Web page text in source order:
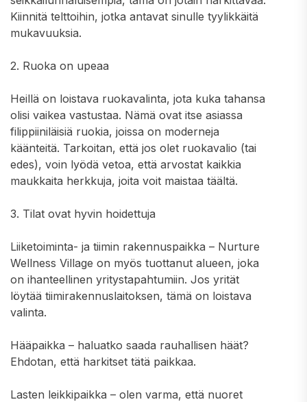
Kiinnitä telttoihin, jotka antavat sinulle tyylikkäitä
mukavuuksia.
2. Ruoka on upeaa
Heillä on loistava ruokavalinta, jota kuka tahansa
olisi vaikea vastustaa. Nämä ovat itse asiassa
filippiiniläisiä ruokia, joissa on moderneja
käänteitä. Tarkoitan, että jos olet ruokavalio (tai
edes), voin lyödä vetoa, että arvostat kaikkia
maukkaita herkkuja, joita voit maistaa täältä.
3. Tilat ovat hyvin hoidettuja
Liiketoiminta- ja tiimin rakennuspaikka – Nurture
Wellness Village on myös tuottanut alueen, joka
on ihanteellinen yritystapahtumiin. Jos yrität
löytää tiimirakennuslaitoksen, tämä on loistava
valinta.
Hääpaikka – haluatko saada rauhallisen häät?
Ehdotan, että harkitset tätä paikkaa.
Lasten leikkipaikka – olen varma, että nuoret